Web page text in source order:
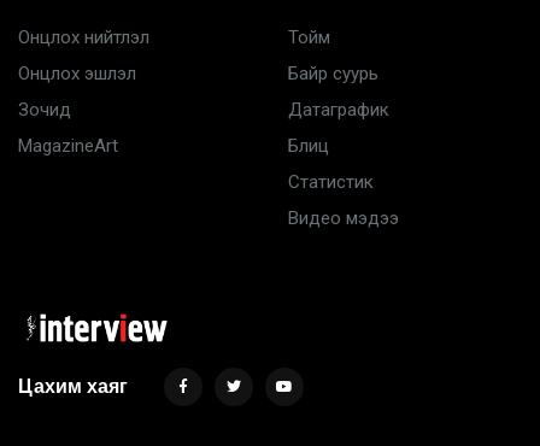
Онцлох нийтлэл
Онцлох эшлэл
Зочид
MagazineArt
Тойм
Байр суурь
Датаграфик
Блиц
Статистик
Видео мэдээ
Цахим хаяг